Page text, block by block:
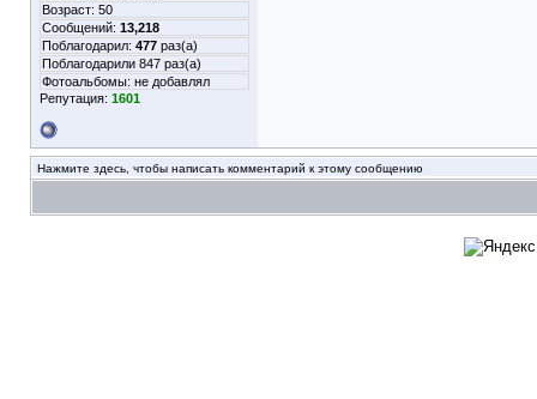
Возраст: 50
Сообщений: 13,218
Поблагодарил: 477 раз(а)
Поблагодарили 847 раз(а)
Фотоальбомы: не добавлял
Репутация: 1601
Нажмите здесь, чтобы написать комментарий к этому сообщению